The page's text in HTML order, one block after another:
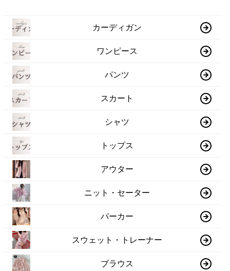
カーディガン
ワンピース
パンツ
スカート
シャツ
トップス
アウター
ニット・セーター
パーカー
スウェット・トレーナー
ブラウス